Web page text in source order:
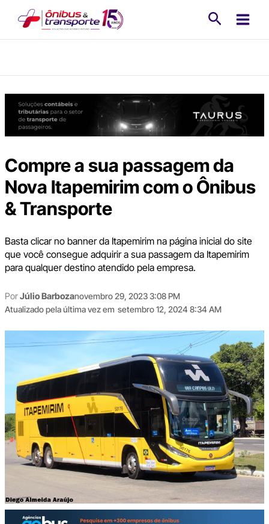
Compre a sua passagem da
Nova Itapemirim com o Ônibus
& Transporte
Basta clicar no banner da Itapemirim na página inicial do site
que você consegue adquirir a sua passagem da Itapemirim
para qualquer destino atendido pela empresa.
PorJúlio Barbozanovembro 29, 2023 3:08 PM
Atualizado pela última vez em setembro 12, 2024 8:34 AM